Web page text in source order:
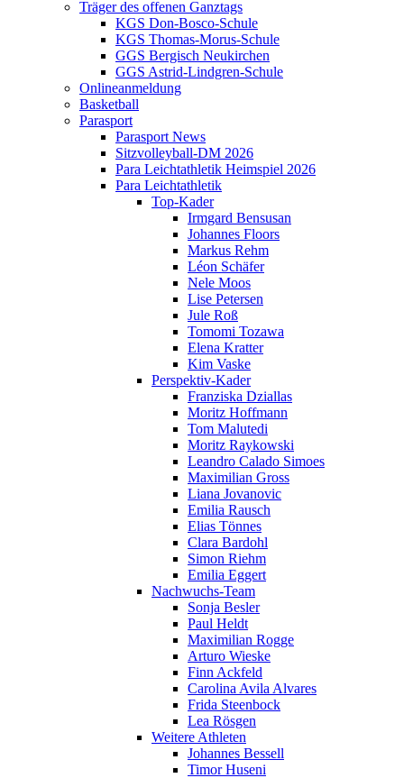
Träger des offenen Ganztags
KGS Don-Bosco-Schule
KGS Thomas-Morus-Schule
GGS Bergisch Neukirchen
GGS Astrid-Lindgren-Schule
Onlineanmeldung
Basketball
Parasport
Parasport News
Sitzvolleyball-DM 2026
Para Leichtathletik Heimspiel 2026
Para Leichtathletik
Top-Kader
Irmgard Bensusan
Johannes Floors
Markus Rehm
Léon Schäfer
Nele Moos
Lise Petersen
Jule Roß
Tomomi Tozawa
Elena Kratter
Kim Vaske
Perspektiv-Kader
Franziska Dziallas
Moritz Hoffmann
Tom Malutedi
Moritz Raykowski
Leandro Calado Simoes
Maximilian Gross
Liana Jovanovic
Emilia Rausch
Elias Tönnes
Clara Bardohl
Simon Riehm
Emilia Eggert
Nachwuchs-Team
Sonja Besler
Paul Heldt
Maximilian Rogge
Arturo Wieske
Finn Ackfeld
Carolina Avila Alvares
Frida Steenbock
Lea Rösgen
Weitere Athleten
Johannes Bessell
Timor Huseni